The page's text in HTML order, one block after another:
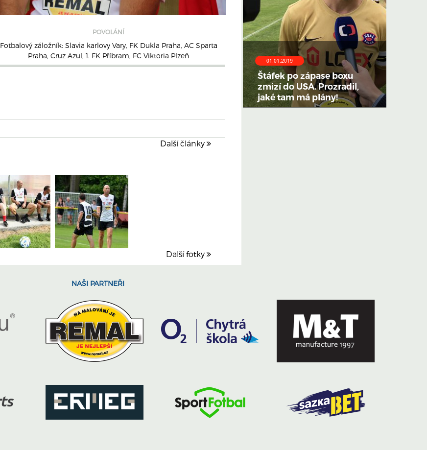
POVOLÁNÍ
Fotbalový záložník: Slavia karlovy Vary, FK Dukla Praha, AC Sparta
Praha, Cruz Azul, 1. FK Příbram, FC Viktoria Plzeň
Další články
Další fotky
01.01.2019
Štáfek po zápase boxu
zmizí do USA. Prozradil,
jaké tam má plány!
NAŠI PARTNEŘI